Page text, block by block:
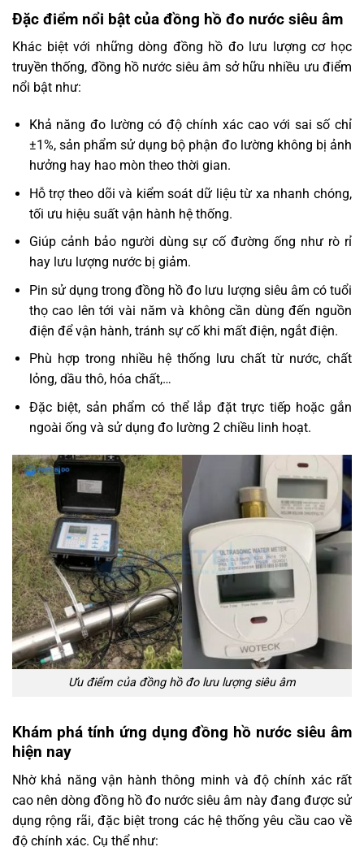
Đặc điểm nổi bật của đồng hồ đo nước siêu âm
Khác biệt với những dòng đồng hồ đo lưu lượng cơ học
truyền thống, đồng hồ nước siêu âm sở hữu nhiều ưu điểm
nổi bật như:
Khả năng đo lường có độ chính xác cao với sai số chỉ
±1%, sản phẩm sử dụng bộ phận đo lường không bị ảnh
hưởng hay hao mòn theo thời gian.
Hỗ trợ theo dõi và kiểm soát dữ liệu từ xa nhanh chóng,
tối ưu hiệu suất vận hành hệ thống.
Giúp cảnh bảo người dùng sự cố đường ống như rò rỉ
hay lưu lượng nước bị giảm.
Pin sử dụng trong đồng hồ đo lưu lượng siêu âm có tuổi
thọ cao lên tới vài năm và không cần dùng đến nguồn
điện để vận hành, tránh sự cố khi mất điện, ngắt điện.
Phù hợp trong nhiều hệ thống lưu chất từ nước, chất
lỏng, dầu thô, hóa chất,…
Đặc biệt, sản phẩm có thể lắp đặt trực tiếp hoặc gắn
ngoài ống và sử dụng đo lường 2 chiều linh hoạt.
Ưu điểm của đồng hồ đo lưu lượng siêu âm
Khám phá tính ứng dụng đồng hồ nước siêu âm
hiện nay
Nhờ khả năng vận hành thông minh và độ chính xác rất
cao nên dòng đồng hồ đo nước siêu âm này đang được sử
dụng rộng rãi, đặc biệt trong các hệ thống yêu cầu cao về
độ chính xác. Cụ thể như: